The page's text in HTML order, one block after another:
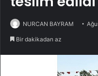
NURCAN BAYRAM
Bir dakikadan az